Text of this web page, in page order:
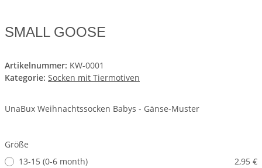
SMALL GOOSE
Artikelnummer: KW-0001
Kategorie: Socken mit Tiermotiven
UnaBux Weihnachtssocken Babys - Gänse-Muster
Größe
13-15 (0-6 month)
2,95 €